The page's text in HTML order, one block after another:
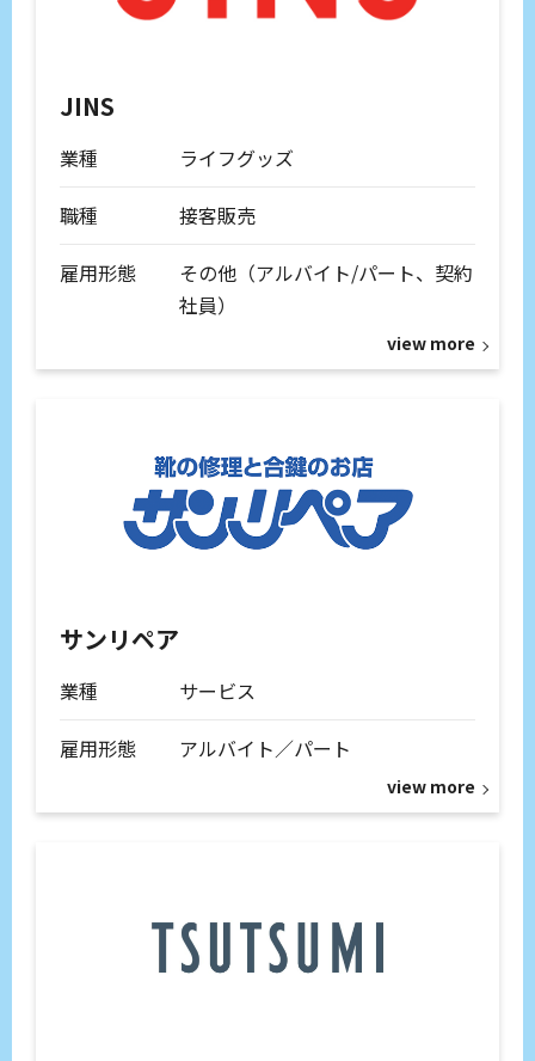
JINS
業種
ライフグッズ
職種
接客販売
雇用形態
その他（アルバイト/パート、契約
社員）
view more
サンリペア
業種
サービス
雇用形態
アルバイト／パート
view more